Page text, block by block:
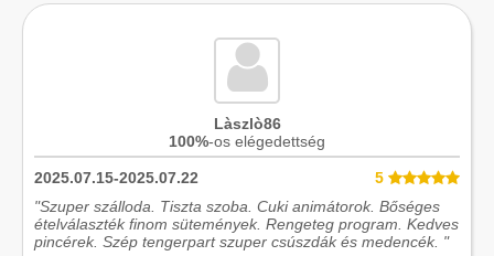
Làszlò86
100%-os elégedettség
2025.07.15-2025.07.22
5
"Szuper szálloda. Tiszta szoba. Cuki animátorok. Bőséges
ételválaszték finom sütemények. Rengeteg program. Kedves
pincérek. Szép tengerpart szuper csúszdák és medencék. "